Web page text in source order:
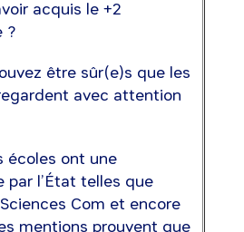
acquis le +2
?
être sûr(e)s que les
avec attention
écoles ont une
par l’État telles que
Sciences Com et encore
mentions prouvent que